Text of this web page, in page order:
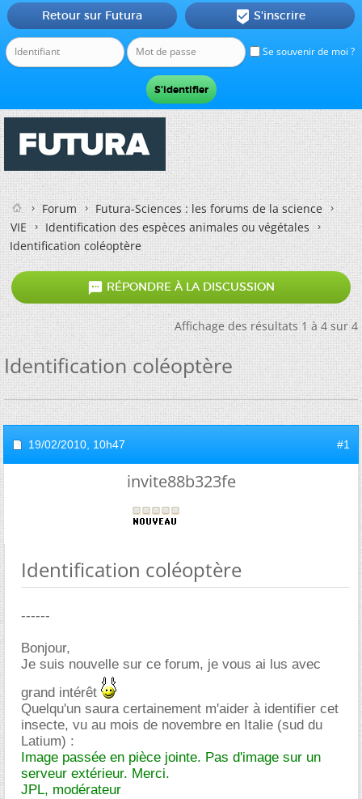
Se souvenir de moi ?
Retour sur Futura  S'inscrire
Forum
Futura-Sciences : les forums de la science
VIE
Identification des espèces animales ou végétales
Identification coléoptère
 RÉPONDRE À LA DISCUSSION
Affichage des résultats 1 à 4 sur 4
Identification coléoptère
19/02/2010, 10h47 #1
invite88b323fe
Identification coléoptère
------
Bonjour,
Je suis nouvelle sur ce forum, je vous ai lus avec
grand intérêt
Quelqu'un saura certainement m'aider à identifier cet
insecte, vu au mois de novembre en Italie (sud du
Latium) :
Image passée en pièce jointe. Pas d'image sur un
serveur extérieur. Merci.
JPL, modérateur